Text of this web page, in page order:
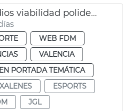
Aprobación estudios viabilidad polideportivos San Isidro Marxalenes
WEB FDM
VALENCIA
EN PORTADA TEMÁTICA
ESPORTS
JGL